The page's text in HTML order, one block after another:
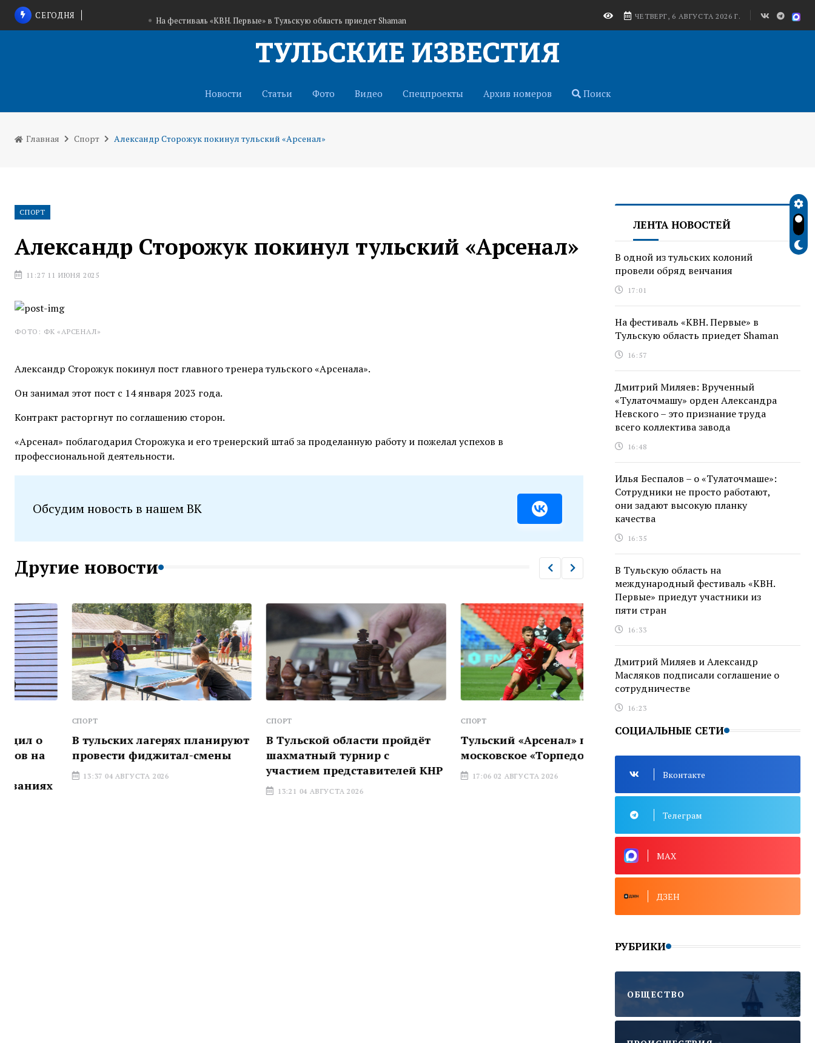
СЕГОДНЯ
На фестиваль «КВН. Первые» в Тульскую область приедет Shaman
Дмитрий Миляев: Врученный «Тулаточмашу» орден Александра Невского – это признание труда
В одной из тульских колоний провели обряд венчания
ЧЕТВЕРГ, 6 АВГУСТА 2026 Г.
Новости Статьи Фото Видео Спецпроекты Архив номеров Поиск
Главная Спорт Александр Сторожук покинул тульский «Арсенал»
СПОРТ
Александр Сторожук покинул тульский «Арсенал»
11:27 11 ИЮНЯ 2025
ФОТО: ФК «АРСЕНАЛ»
Александр Сторожук покинул пост главного тренера тульского «Арсенала».
Он занимал этот пост с 14 января 2023 года.
Контракт расторгнут по соглашению сторон.
«Арсенал» поблагодарил Сторожука и его тренерский штаб за проделанную работу и пожелал успехов в
профессиональной деятельности.
Обсудим новость в нашем ВК
Другие новости
В тульских лагерях планируют
провести фиджитал-смены
13:37 04 АВГУСТА 2026
В Тульской области пройдёт
шахматный турнир с
участием представителей КНР
13:21 04 АВГУСТА 2026
Тульский «Арсенал» победил
московское «Торпедо»
17:06 02 АВГУСТА 2026
Дмитрий Миляев сообщил о
победах тульских гребцов на
Первенстве России и
всероссийских соревнованиях
в Энгельсе
15:06 05 АВГУСТА 2026
ЛЕНТА НОВОСТЕЙ
В одной из тульских колоний
провели обряд венчания
17:01
На фестиваль «КВН. Первые» в
Тульскую область приедет Shaman
16:57
Дмитрий Миляев: Врученный
«Тулаточмашу» орден Александра
Невского – это признание труда
всего коллектива завода
16:48
Илья Беспалов – о «Тулаточмаше»:
Сотрудники не просто работают,
они задают высокую планку
качества
16:35
В Тульскую область на
международный фестиваль «КВН.
Первые» приедут участники из
пяти стран
16:33
Дмитрий Миляев и Александр
Масляков подписали соглашение о
сотрудничестве
16:23
СОЦИАЛЬНЫЕ СЕТИ
Вконтакте
Телеграм
MAX
ДЗЕН
РУБРИКИ
ОБЩЕСТВО